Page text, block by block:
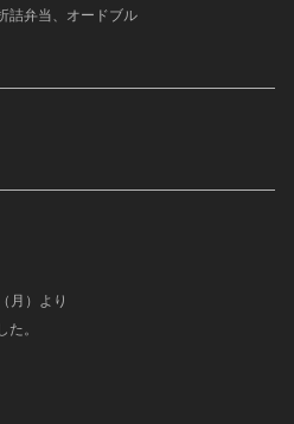
詰弁当、オードブル
月）より
。